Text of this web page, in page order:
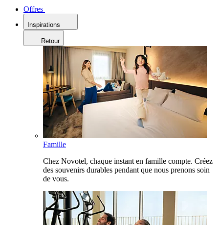
Offres
Inspirations
Retour
Famille
Chez Novotel, chaque instant en famille compte. Créez
des souvenirs durables pendant que nous prenons soin
de vous.